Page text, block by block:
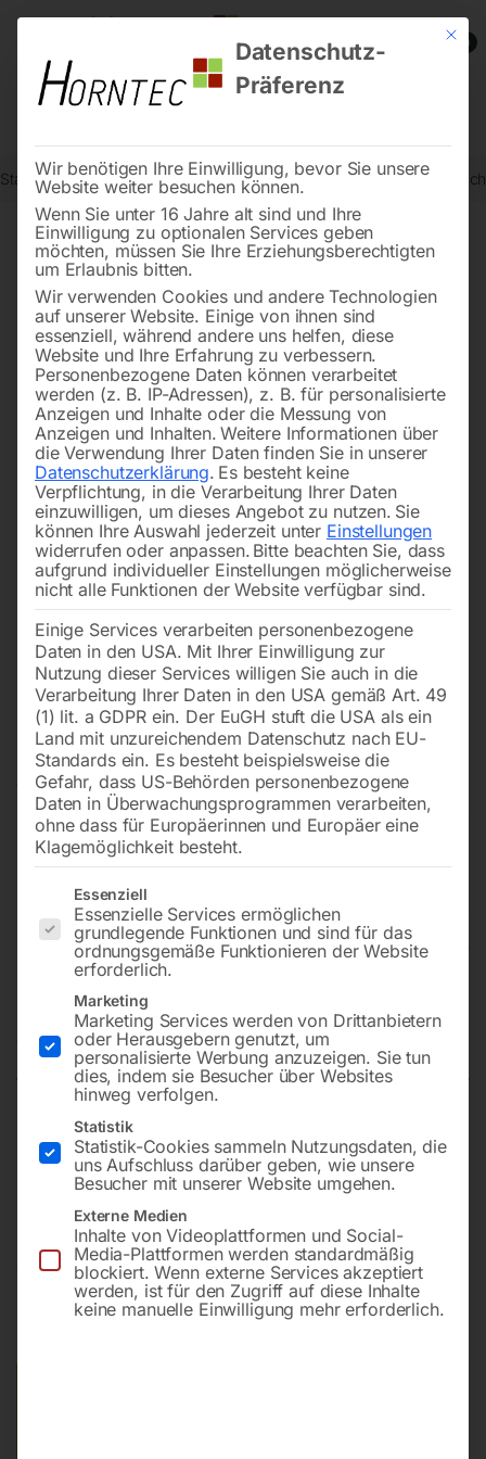
0
Start Drucklufttechnologie Automatische Aufroller Manueller
Manueller Schlauchaufroller
Verfügbarkeit: Nicht vorrätig
Mod. 75640/30
Wasser (max. 130°)
Max. Arbeitsdruck 200 bar
948,00
inkl. MwSt. Kostenloser Versand
Mit
Datenschutz-
Präferenz
Wir benötigen Ihre Einwilligung, bevor Sie unsere
Website weiter besuchen können.
Wenn Sie unter 16 Jahre alt sind und Ihre
Einwilligung zu optionalen Services geben
möchten, müssen Sie Ihre Erziehungsberechtigten
um Erlaubnis bitten.
Wir verwenden Cookies und andere Technologien
auf unserer Website. Einige von ihnen sind
essenziell, während andere uns helfen, diese
Website und Ihre Erfahrung zu verbessern.
Personenbezogene Daten können verarbeitet
werden (z. B. IP-Adressen), z. B. für personalisierte
Anzeigen und Inhalte oder die Messung von
Anzeigen und Inhalten. Weitere Informationen über
die Verwendung Ihrer Daten finden Sie in unserer
Datenschutzerklärung. Es besteht keine
Verpflichtung, in die Verarbeitung Ihrer Daten
einzuwilligen, um dieses Angebot zu nutzen. Sie
können Ihre Auswahl jederzeit unter Einstellungen
widerrufen oder anpassen. Bitte beachten Sie, dass
aufgrund individueller Einstellungen möglicherweise
nicht alle Funktionen der Website verfügbar sind.
Einige Services verarbeiten personenbezogene
Daten in den USA. Mit Ihrer Einwilligung zur
Nutzung dieser Services willigen Sie auch in die
Verarbeitung Ihrer Daten in den USA gemäß Art. 49
(1) lit. a GDPR ein. Der EuGH stuft die USA als ein
Land mit unzureichendem Datenschutz nach EU-
Standards ein. Es besteht beispielsweise die
Gefahr, dass US-Behörden personenbezogene
Daten in Überwachungsprogrammen verarbeiten,
ohne dass für Europäerinnen und Europäer eine
Klagemöglichkeit besteht.
Es folgt eine Liste der Service-Gruppen, für die eine
Essenziell
Essenzielle Services ermöglichen
grundlegende Funktionen und sind für das
ordnungsgemäße Funktionieren der Website
erforderlich.
Marketing
Marketing Services werden von Drittanbietern
oder Herausgebern genutzt, um
personalisierte Werbung anzuzeigen. Sie tun
dies, indem sie Besucher über Websites
hinweg verfolgen.
Statistik
Statistik-Cookies sammeln Nutzungsdaten, die
uns Aufschluss darüber geben, wie unsere
Besucher mit unserer Website umgehen.
Externe Medien
Inhalte von Videoplattformen und Social-
Media-Plattformen werden standardmäßig
blockiert. Wenn externe Services akzeptiert
werden, ist für den Zugriff auf diese Inhalte
keine manuelle Einwilligung mehr erforderlich.